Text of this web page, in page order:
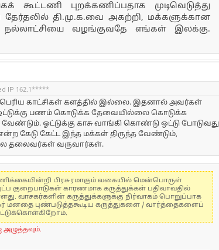
புறக்கணிப்பதாக முடிவெடுத்து
தி.மு.க.வை அகற்றி, மக்களுக்கான
வழங்குவதே எங்கள் இலக்கு.
IP 162.1*****
பெரிய காட்சிகள் களத்தில் இல்லை. இதனால் அவர்கள்
பணம் கொடுக்க தேவையில்லை கொடுக்க
வேண்டும். ஓட்டுக்கு காசு வாங்கி கொண்டு ஒட்டு போடுவது
கேடு கேட்ட இந்த மக்கள் திருந்த வேண்டும்,
வருவார்கள்.
பிரசுரமாகும் வகையில் மென்பொருள்
குறைபாடுகள் காரணமாக கருத்துக்கள் பதிவாவதில்
வாசகர்களின் கருத்துக்களுக்கு நிர்வாகம் பொறுப்பாக
மனதை புண்படுத்தகூடிய கருத்துகளை / வார்த்தைகளைப்
அழுத்தவும்.